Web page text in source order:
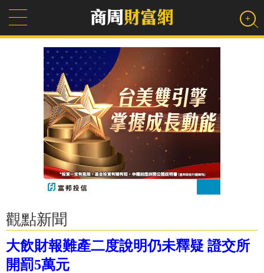
觀點新聞
大飲財報難產二度說明仍未釋疑 證交所
開罰5萬元